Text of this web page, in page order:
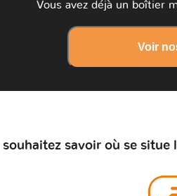
Vous avez déjà un boîtier
Voir
savoir où se situe